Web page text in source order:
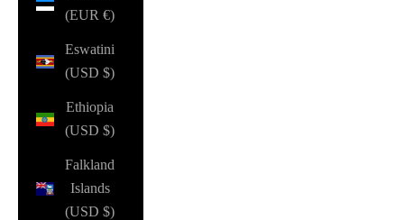
(EUR €)
Eswatini
(USD $)
Ethiopia
(USD $)
Falkland
Islands
(USD $)